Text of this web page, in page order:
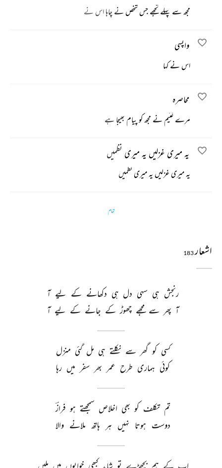
مجھ سے پہلے تجھے جس شخص نے چاہا اس نے
واپسی
اس نے کہا
محاصرہ
مرے غنیم نے مجھ کو پیام بھیجا ہے
یہ میری غزلیں یہ میری نظمیں
یہ میری غزلیں یہ میری نظمیں
تمام
اشعار183
رنجش ہی سہی دل ہی دکھانے کے لیے آ
آ پھر سے مجھے چھوڑ کے جانے کے لیے آ
کسی کو گھر سے نکلتے ہی مل گئی منزل
کوئی ہماری طرح عمر بھر سفر میں رہا
تم تکلف کو بھی اخلاص سمجھتے ہو فرازؔ
دوست ہوتا نہیں ہر ہاتھ ملانے والا
اب کے ہم بچھڑے تو شاید کبھی خوابوں میں ملیں